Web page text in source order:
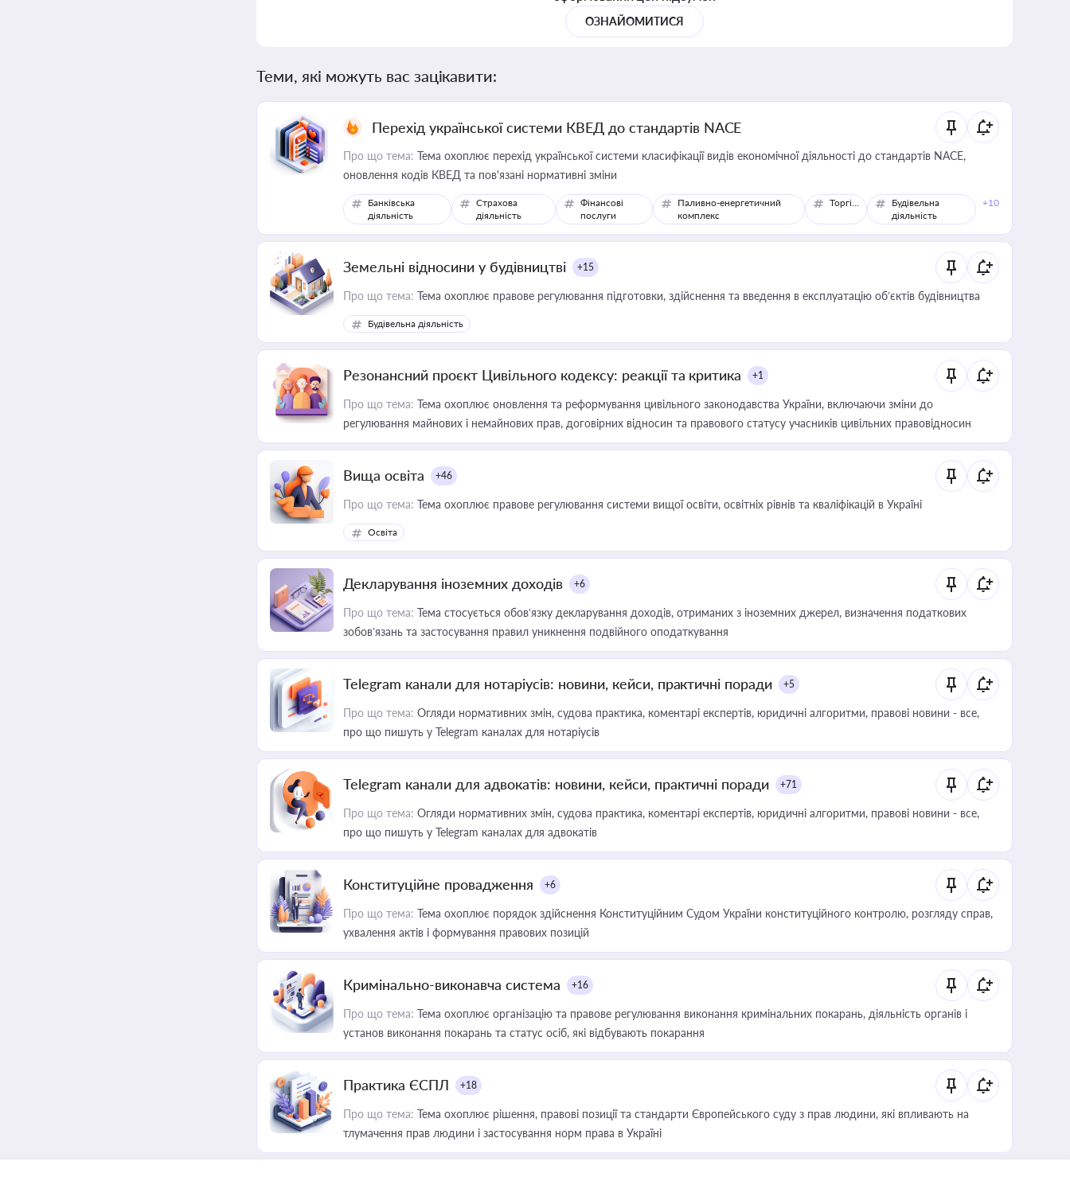
ОЗНАЙОМИТИСЯ
Теми, які можуть вас зацікавити:
Перехід української системи КВЕД до стандартів NACE
Про що тема: Тема охоплює перехід української системи класифікації видів економічної діяльності до стандартів NACE,
оновлення кодів КВЕД та пов'язані нормативні зміни
Банківська
діяльність
Страхова
діяльність
Фінансові
послуги
Паливно-енергетичний
комплекс
Торгівля
Будівельна
діяльність
+10
Земельні відносини у будівництві +15
Про що тема: Тема охоплює правове регулювання підготовки, здійснення та введення в експлуатацію об’єктів будівництва
Будівельна діяльність
Резонансний проєкт Цивільного кодексу: реакції та критика +1
Про що тема: Тема охоплює оновлення та реформування цивільного законодавства України, включаючи зміни до
регулювання майнових і немайнових прав, договірних відносин та правового статусу учасників цивільних правовідносин
Вища освіта +46
Про що тема: Тема охоплює правове регулювання системи вищої освіти, освітніх рівнів та кваліфікацій в Україні
Освіта
Декларування іноземних доходів +6
Про що тема: Тема стосується обов’язку декларування доходів, отриманих з іноземних джерел, визначення податкових
зобов’язань та застосування правил уникнення подвійного оподаткування
Telegram канали для нотаріусів: новини, кейси, практичні поради +5
Про що тема: Огляди нормативних змін, судова практика, коментарі експертів, юридичні алгоритми, правові новини - все,
про що пишуть у Telegram каналах для нотаріусів
Telegram канали для адвокатів: новини, кейси, практичні поради +71
Про що тема: Огляди нормативних змін, судова практика, коментарі експертів, юридичні алгоритми, правові новини - все,
про що пишуть у Telegram каналах для адвокатів
Конституційне провадження +6
Про що тема: Тема охоплює порядок здійснення Конституційним Судом України конституційного контролю, розгляду справ,
ухвалення актів і формування правових позицій
Кримінально-виконавча система +16
Про що тема: Тема охоплює організацію та правове регулювання виконання кримінальних покарань, діяльність органів і
установ виконання покарань та статус осіб, які відбувають покарання
Практика ЄСПЛ +18
Про що тема: Тема охоплює рішення, правові позиції та стандарти Європейського суду з прав людини, які впливають на
тлумачення прав людини і застосування норм права в Україні